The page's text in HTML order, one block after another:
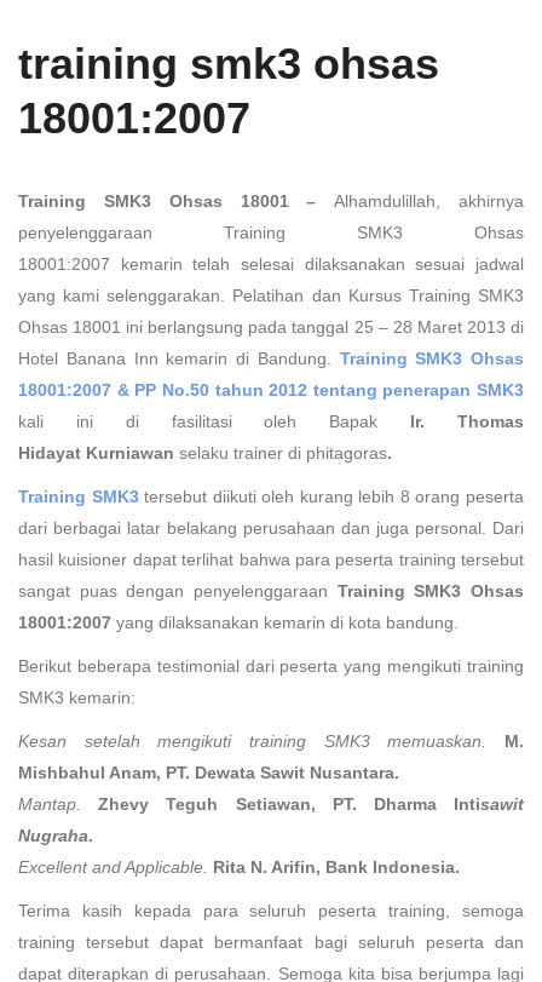
training smk3 ohsas
18001:2007
Training SMK3 Ohsas 18001 –Alhamdulillah, akhirnya
penyelenggaraan Training SMK3 Ohsas
18001:2007 kemarin telah selesai dilaksanakan sesuai jadwal
yang kami selenggarakan. Pelatihan dan Kursus Training SMK3
Ohsas 18001 ini berlangsung pada tanggal 25 – 28 Maret 2013 di
Hotel Banana Inn kemarin di Bandung.
Training SMK3 Ohsas
18001:2007 & PP No.50 tahun 2012 tentang penerapan SMK3
kali ini di fasilitasi oleh Bapak Ir. Thomas
Hidayat Kurniawan selaku trainer di phitagoras.
Training SMK3tersebut diikuti oleh kurang lebih 8 orang peserta
dari berbagai latar belakang perusahaan dan juga personal. Dari
hasil kuisioner dapat terlihat bahwa para peserta training tersebut
sangat puas dengan penyelenggaraan Training SMK3 Ohsas
18001:2007 yang dilaksanakan kemarin di kota bandung.
Berikut beberapa testimonial dari peserta yang mengikuti training
SMK3 kemarin:
Kesan setelah mengikuti training SMK3 memuaskan. M.
Mishbahul Anam, PT. Dewata Sawit Nusantara.
Mantap.Zhevy Teguh Setiawan, PT. Dharma Intisawit
Nugraha.
Excellent and Applicable. Rita N. Arifin, Bank Indonesia.
Terima kasih kepada para seluruh peserta training, semoga
training tersebut dapat bermanfaat bagi seluruh peserta dan
dapat diterapkan di perusahaan. Semoga kita bisa berjumpa lagi